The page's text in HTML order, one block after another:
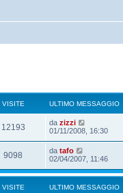
VISITE ULTIMO MESSAGGIO
12193 da zizzi
01/11/2008, 16:30
9098 da tafo
02/04/2007, 11:46
VISITE ULTIMO MESSAGGIO